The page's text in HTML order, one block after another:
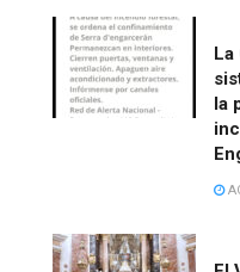
La
la